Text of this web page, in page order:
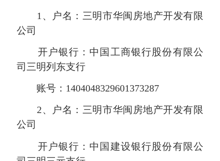
1、户名：三明市华闽房地产开发有限
公司
开户银行：中国工商银行股份有限公
司三明列东支行
账号：1404048329601373287
2、户名：三明市华闽房地产开发有限
公司
开户银行：中国建设银行股份有限公